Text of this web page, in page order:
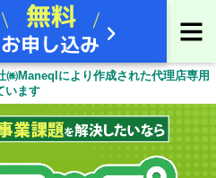
㈱Maneqlにより作成された代理店専用
います